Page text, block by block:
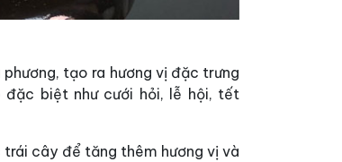
tạo ra hương vị đặc trưng
đặc biệt như cưới hỏi, lễ hội, tết
cây để tăng thêm hương vị và